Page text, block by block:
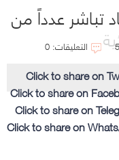
تباشر عدداً من
التعليقات: 0
Click to share on
Click to share on
Click to share on
Click to share on